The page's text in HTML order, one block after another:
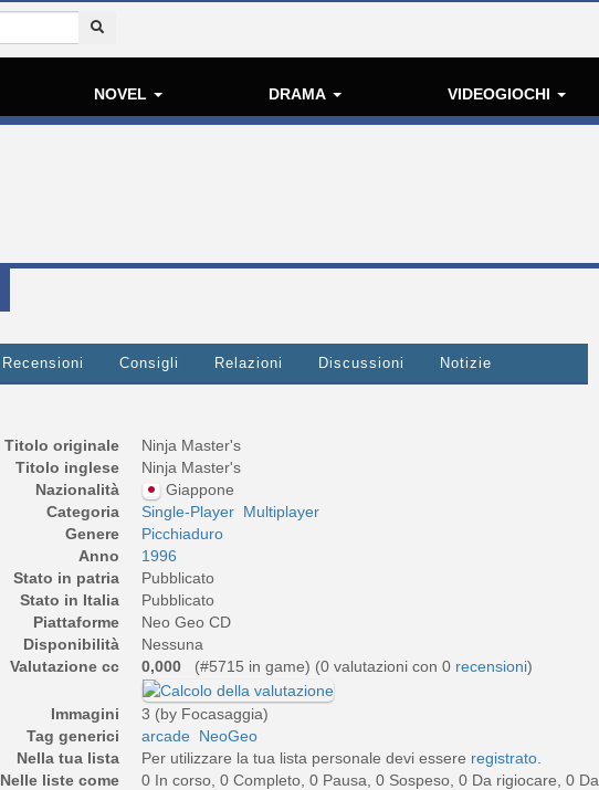
NOVEL DRAMA VIDEOGIOCHI
Recensioni Consigli Relazioni Discussioni Notizie
Titolo originale
Ninja Master's
Titolo inglese
Ninja Master's
Nazionalità
Giappone
Categoria
Single-Player Multiplayer
Genere
Picchiaduro
Anno
1996
Stato in patria
Pubblicato
Stato in Italia
Pubblicato
Piattaforme
Neo Geo CD
Disponibilità
Nessuna
Valutazione cc
0,000 (#5715 in game) (0 valutazioni con 0 recensioni)
Immagini
3 (by Focasaggia)
Tag generici
arcade NeoGeo
Nella tua lista
Per utilizzare la tua lista personale devi essere registrato
Nelle liste come
0 In corso, 0 Completo, 0 Pausa, 0 Sospeso, 0 Da rigiocare, 0 Da